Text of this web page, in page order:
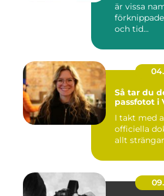
är vissa
och tid...
Så tar du
passfotot i
I takt med
officiella
allt